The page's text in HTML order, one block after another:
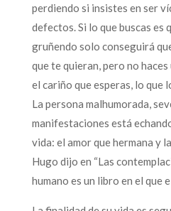
perdiendo si insistes en ser
defectos. Si lo que buscas es
gruñendo solo conseguirá
que te quieran, pero no
el cariño que esperas, lo que
La persona malhumorada,
manifestaciones está
vida: el amor que hermana y
Hugo dijo en “Las
humano es un libro en el que